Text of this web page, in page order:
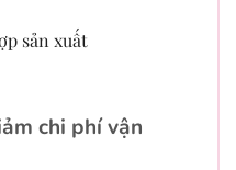
sản xuất
chi phí vận